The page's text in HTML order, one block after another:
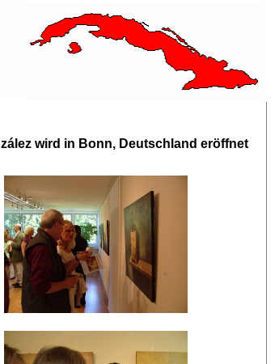
wird in Bonn, Deutschland eröffnet